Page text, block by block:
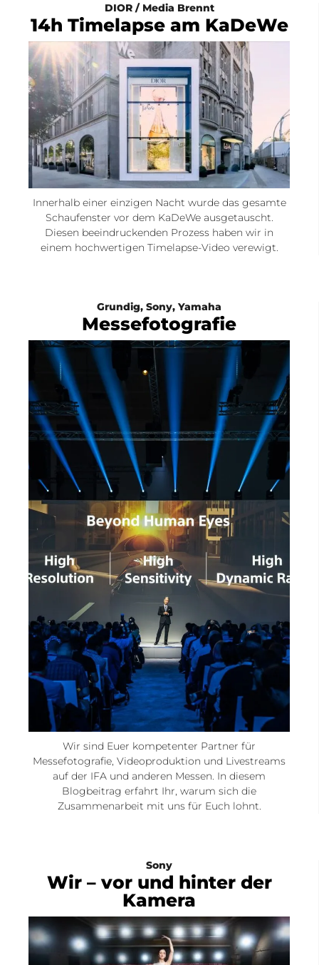
DIOR / Media Brennt
14h Timelapse am KaDeWe
Innerhalb einer einzigen Nacht wurde das gesamte
Schaufenster vor dem KaDeWe ausgetauscht.
Diesen beeindruckenden Prozess haben wir in
einem hochwertigen Timelapse-Video verewigt.
Grundig, Sony, Yamaha
Messefotografie
Wir sind Euer kompetenter Partner für
Messefotografie, Videoproduktion und Livestreams
auf der IFA und anderen Messen. In diesem
Blogbeitrag erfahrt Ihr, warum sich die
Zusammenarbeit mit uns für Euch lohnt.
Sony
Wir – vor und hinter der
Kamera